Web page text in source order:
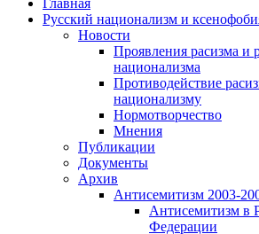
Главная
Русский национализм и
Новости
Проявления расизма и
национализма
Противодействие
национализму
Нормотворчество
Мнения
Публикации
Документы
Архив
Антисемитизм 2003-
Антисемитизм в
Федерации